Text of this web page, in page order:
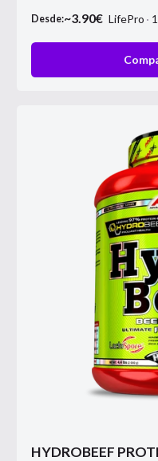
Desde:~3.90€ LifePro 1
HYDROBEEF